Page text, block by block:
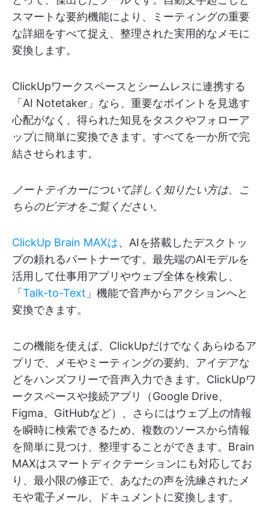
スマートな要約機能により、ミーティングの重要
な詳細をすべて捉え、整理された実用的なメモに
変換します。
ClickUpワークスペースとシームレスに連携する
「AI Notetaker」なら、重要なポイントを見逃す
心配がなく、得られた知見をタスクやフォローア
ップに簡単に変換できます。すべてを一か所で完
結させられます。
ノートテイカーについて詳しく知りたい方は、こ
ちらのビデオをご覧ください。
ClickUp Brain MAXは、AIを搭載したデスクトッ
プの頼れるパートナーです。最先端のAIモデルを
活用して仕事用アプリやウェブ全体を検索し、
「 Talk-to-Text 」機能で音声からアクションへと
変換できます。
この機能を使えば、ClickUpだけでなくあらゆるア
プリで、メモやミーティングの要約、アイデアな
どをハンズフリーで音声入力できます。ClickUpワ
ークスペースや接続アプリ（Google Drive、
Figma、GitHubなど）、さらにはウェブ上の情報
を瞬時に検索できるため、複数のソースから情報
を簡単に見つけ、整理することができます。Brain
MAXはスマートディクテーションにも対応してお
り、最小限の修正で、あなたの声を洗練されたメ
モや電子メール、ドキュメントに変換します。